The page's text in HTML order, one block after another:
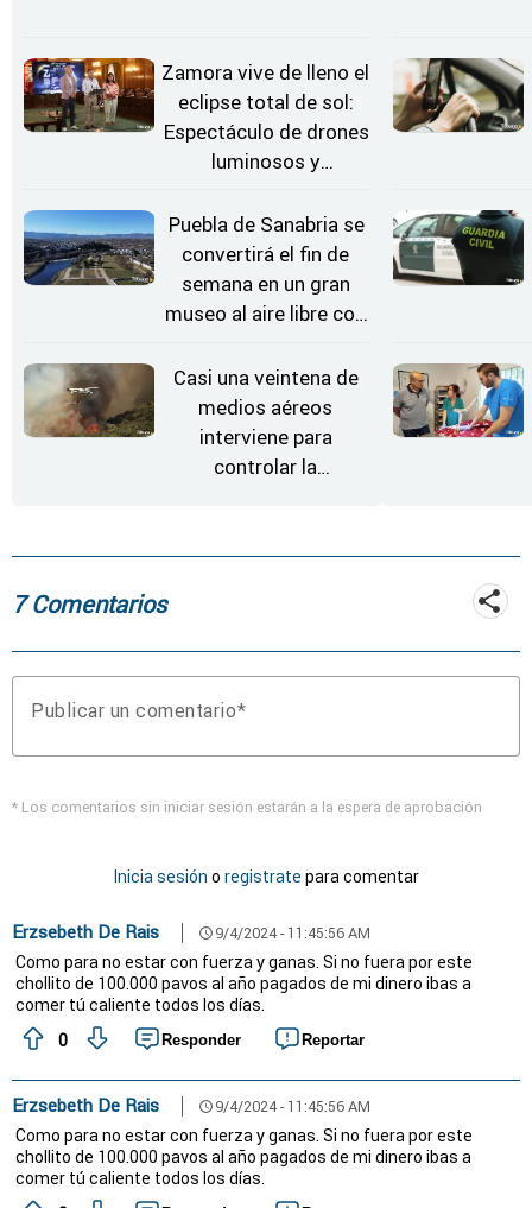
Zamora vive de lleno el
eclipse total de sol:
Espectáculo de drones
luminosos y
Estrellas
Puebla de Sanabria se
convertirá el fin de
semana en un gran
museo al aire libre con
Casi una veintena de
medios aéreos
interviene para
controlar la
Fermoselle
7 Comentarios
Publicar un comentario
* Los comentarios sin iniciar sesión estarán a la espera de aprobación
Inicia sesión o registrate para comentar
Erzsebeth De Rais schedule 9/4/2024 - 11:45:56 AM
Como para no estar con fuerza y ganas. Si no fuera por este
chollito de 100.000 pavos al año pagados de mi dinero ibas a
comer tú caliente todos los días.
0
Responder Reportar
Erzsebeth De Rais schedule 9/4/2024 - 11:45:56 AM
Como para no estar con fuerza y ganas. Si no fuera por este
chollito de 100.000 pavos al año pagados de mi dinero ibas a
comer tú caliente todos los días.